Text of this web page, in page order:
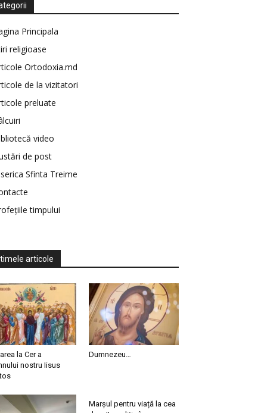
Principala
religioase
Ortodoxia.md
de la vizitatori
preluate
video
de post
Sfinta Treime
timpului
articole
la Cer a
nostru Iisus
Dumnezeu…
Marșul pentru viață la cea